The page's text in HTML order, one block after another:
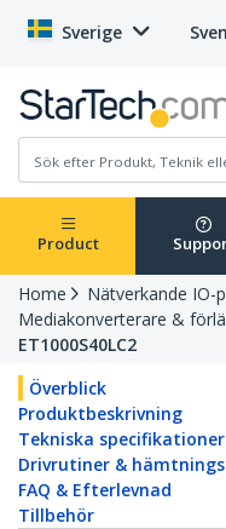
Sverige
Product
Home
Nätverkande IO-
Mediakonverterare &
ET1000S40LC2
Överblick
Produktbeskrivning
Tekniska specifikationer
Drivrutiner &
FAQ & Efterlevnad
Tillbehör